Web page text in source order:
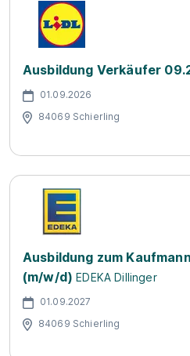
Ausbildung Verkäufer
01.09.2026
84069 Schierling
Ausbildung zum
(m/w/d) EDEKA Dillinger
01.09.2027
84069 Schierling